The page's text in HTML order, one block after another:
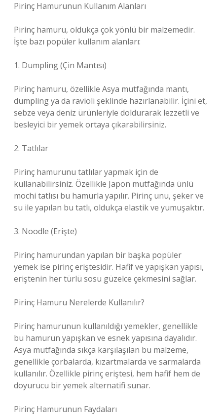
Pirinç Hamurunun Kullanım Alanları
Pirinç hamuru, oldukça çok yönlü bir malzemedir.
İşte bazı popüler kullanım alanları:
1. Dumpling (Çin Mantısı)
Pirinç hamuru, özellikle Asya mutfağında mantı,
dumpling ya da ravioli şeklinde hazırlanabilir. İçini et,
sebze veya deniz ürünleriyle doldurarak lezzetli ve
besleyici bir yemek ortaya çıkarabilirsiniz.
2. Tatlılar
Pirinç hamurunu tatlılar yapmak için de
kullanabilirsiniz. Özellikle Japon mutfağında ünlü
mochi tatlısı bu hamurla yapılır. Pirinç unu, şeker ve
su ile yapılan bu tatlı, oldukça elastik ve yumuşaktır.
3. Noodle (Erişte)
Pirinç hamurundan yapılan bir başka popüler
yemek ise pirinç eriştesidir. Hafif ve yapışkan yapısı,
eriştenin her türlü sosu güzelce çekmesini sağlar.
Pirinç Hamuru Nerelerde Kullanılır?
Pirinç hamurunun kullanıldığı yemekler, genellikle
bu hamurun yapışkan ve esnek yapısına dayalıdır.
Asya mutfağında sıkça karşılaşılan bu malzeme,
genellikle çorbalarda, kızartmalarda ve sarmalarda
kullanılır. Özellikle pirinç eriştesi, hem hafif hem de
doyurucu bir yemek alternatifi sunar.
Pirinç Hamurunun Faydaları